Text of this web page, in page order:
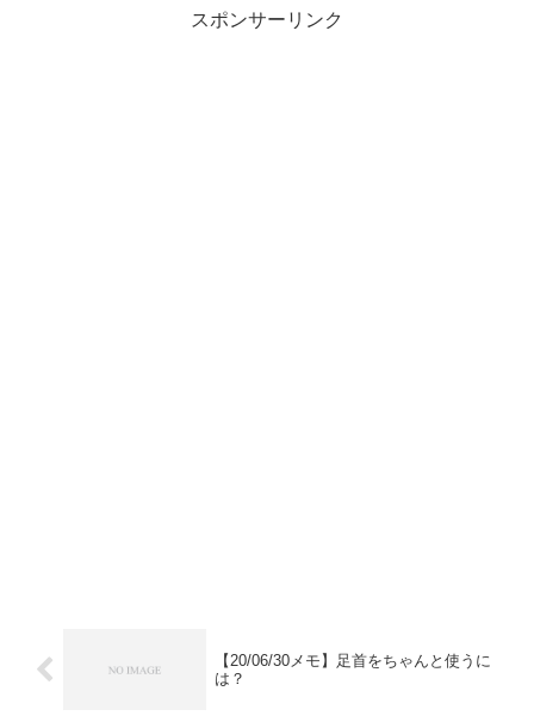
スポンサーリンク
【20/06/30メモ】足首をちゃんと使うに
は？